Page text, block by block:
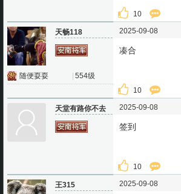
10
天畅118
随便耍耍 554级
2025-09-08
凑合
10
天堂有路你不去 2025-09-08
签到
10
王315 2025-09-08